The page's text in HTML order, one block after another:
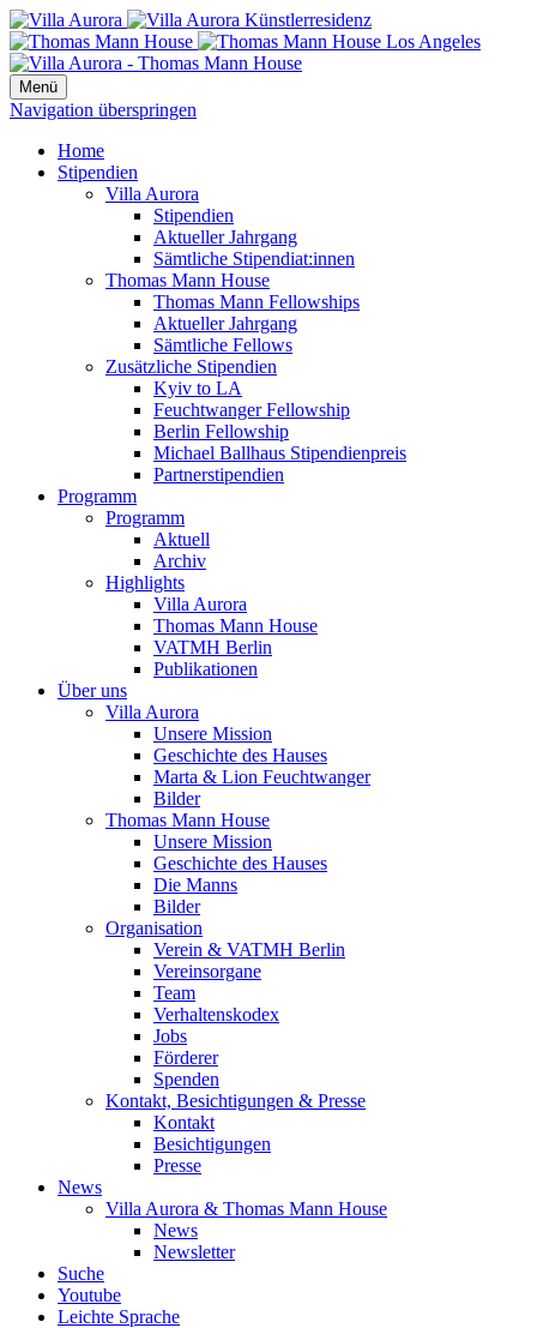
Menü
Navigation überspringen
Home
Stipendien
Villa Aurora
Stipendien
Aktueller Jahrgang
Sämtliche Stipendiat:innen
Thomas Mann House
Thomas Mann Fellowships
Aktueller Jahrgang
Sämtliche Fellows
Zusätzliche Stipendien
Kyiv to LA
Feuchtwanger Fellowship
Berlin Fellowship
Michael Ballhaus Stipendienpreis
Partnerstipendien
Programm
Programm
Aktuell
Archiv
Highlights
Villa Aurora
Thomas Mann House
VATMH Berlin
Publikationen
Über uns
Villa Aurora
Unsere Mission
Geschichte des Hauses
Marta & Lion Feuchtwanger
Bilder
Thomas Mann House
Unsere Mission
Geschichte des Hauses
Die Manns
Bilder
Organisation
Verein & VATMH Berlin
Vereinsorgane
Team
Verhaltenskodex
Jobs
Förderer
Spenden
Kontakt, Besichtigungen & Presse
Kontakt
Besichtigungen
Presse
News
Villa Aurora & Thomas Mann House
News
Newsletter
Suche
Youtube
Leichte Sprache